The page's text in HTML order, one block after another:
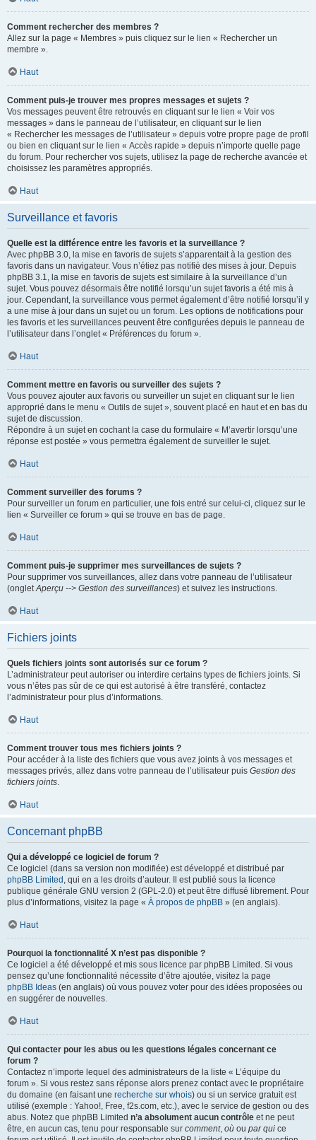
Comment rechercher des membres ?
Allez sur la page « Membres » puis cliquez sur le lien « Rechercher un
membre ».
Haut
Comment puis-je trouver mes propres messages et sujets ?
Vos messages peuvent être retrouvés en cliquant sur le lien « Voir vos
messages » dans le panneau de l’utilisateur, en cliquant sur le lien
« Rechercher les messages de l’utilisateur » depuis votre propre page de profil
ou bien en cliquant sur le lien « Accès rapide » depuis n’importe quelle page
du forum. Pour rechercher vos sujets, utilisez la page de recherche avancée et
choisissez les paramètres appropriés.
Haut
Surveillance et favoris
Quelle est la différence entre les favoris et la surveillance ?
Avec phpBB 3.0, la mise en favoris de sujets s’apparentait à la gestion des
favoris dans un navigateur. Vous n’étiez pas notifié des mises à jour. Depuis
phpBB 3.1, la mise en favoris de sujets est similaire à la surveillance d’un
sujet. Vous pouvez désormais être notifié lorsqu’un sujet favoris a été mis à
jour. Cependant, la surveillance vous permet également d’être notifié lorsqu’il y
a une mise à jour dans un sujet ou un forum. Les options de notifications pour
les favoris et les surveillances peuvent être configurées depuis le panneau de
l’utilisateur dans l’onglet « Préférences du forum ».
Haut
Comment mettre en favoris ou surveiller des sujets ?
Vous pouvez ajouter aux favoris ou surveiller un sujet en cliquant sur le lien
approprié dans le menu « Outils de sujet », souvent placé en haut et en bas du
sujet de discussion.
Répondre à un sujet en cochant la case du formulaire « M’avertir lorsqu’une
réponse est postée » vous permettra également de surveiller le sujet.
Haut
Comment surveiller des forums ?
Pour surveiller un forum en particulier, une fois entré sur celui-ci, cliquez sur le
lien « Surveiller ce forum » qui se trouve en bas de page.
Haut
Comment puis-je supprimer mes surveillances de sujets ?
Pour supprimer vos surveillances, allez dans votre panneau de l’utilisateur
(ongletAperçu --> Gestion des surveillances) et suivez les instructions.
Haut
Fichiers joints
Quels fichiers joints sont autorisés sur ce forum ?
L’administrateur peut autoriser ou interdire certains types de fichiers joints. Si
vous n’êtes pas sûr de ce qui est autorisé à être transféré, contactez
l’administrateur pour plus d’informations.
Haut
Comment trouver tous mes fichiers joints ?
Pour accéder à la liste des fichiers que vous avez joints à vos messages et
messages privés, allez dans votre panneau de l’utilisateur puis Gestion des
fichiers joints.
Haut
Concernant phpBB
Qui a développé ce logiciel de forum ?
Ce logiciel (dans sa version non modifiée) est développé et distribué par
phpBB Limited , qui en a les droits d’auteur. Il est publié sous la licence
publique générale GNU version 2 (GPL-2.0) et peut être diffusé librement. Pour
plus d’informations, visitez la page « À propos de phpBB » (en anglais).
Haut
Pourquoi la fonctionnalité X n’est pas disponible ?
Ce logiciel a été développé et mis sous licence par phpBB Limited. Si vous
pensez qu’une fonctionnalité nécessite d’être ajoutée, visitez la page
phpBB Ideas (en anglais) où vous pouvez voter pour des idées proposées ou
en suggérer de nouvelles.
Haut
Qui contacter pour les abus ou les questions légales concernant ce
forum ?
Contactez n’importe lequel des administrateurs de la liste « L’équipe du
forum ». Si vous restez sans réponse alors prenez contact avec le propriétaire
du domaine (en faisant une recherche sur whois) ou si un service gratuit est
utilisé (exemple : Yahoo!, Free, f2s.com, etc.), avec le service de gestion ou des
abus. Notez que phpBB Limited n’a absolument aucun contrôle et ne peut
être, en aucun cas, tenu pour responsable sur comment, où ou par qui ce